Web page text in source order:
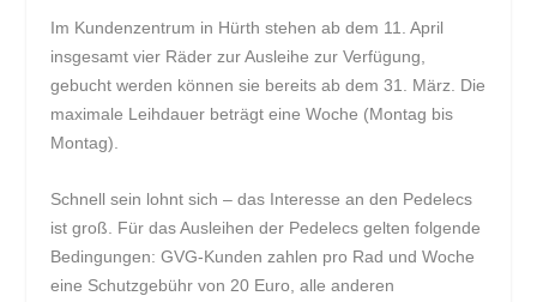
Im Kundenzentrum in Hürth stehen ab dem 11. April
insgesamt vier Räder zur Ausleihe zur Verfügung,
gebucht werden können sie bereits ab dem 31. März. Die
maximale Leihdauer beträgt eine Woche (Montag bis
Montag).
Schnell sein lohnt sich – das Interesse an den Pedelecs
ist groß. Für das Ausleihen der Pedelecs gelten folgende
Bedingungen: GVG-Kunden zahlen pro Rad und Woche
eine Schutzgebühr von 20 Euro, alle anderen